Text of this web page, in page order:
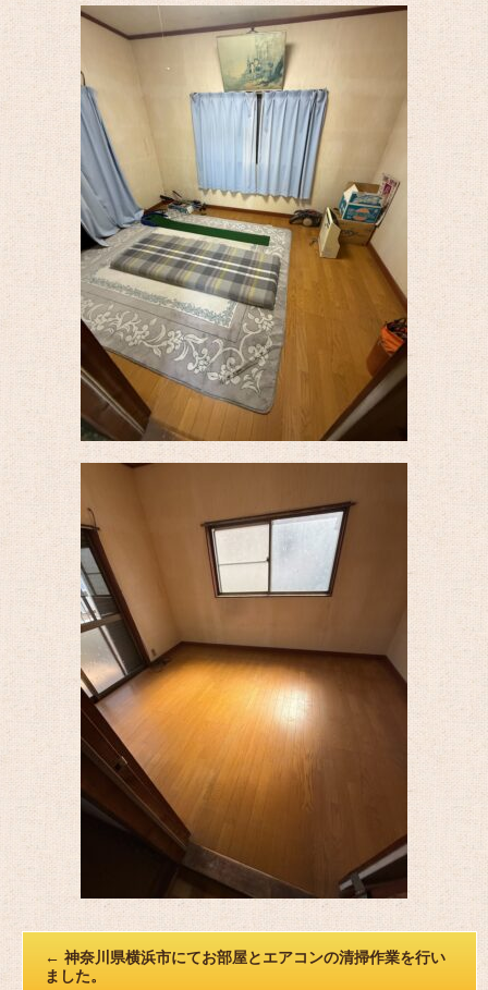
← 神奈川県横浜市にてお部屋とエアコンの清掃作業を行い
ました。